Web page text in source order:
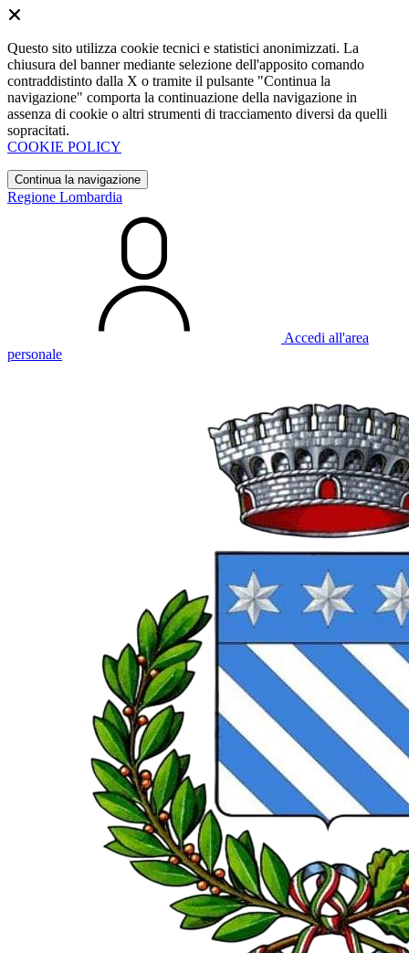
Questo sito utilizza cookie tecnici e statistici anonimizzati. La
chiusura del banner mediante selezione dell'apposito comando
contraddistinto dalla X o tramite il pulsante "Continua la
navigazione" comporta la continuazione della navigazione in
assenza di cookie o altri strumenti di tracciamento diversi da quelli
sopracitati.
COOKIE POLICY
Continua la navigazione
Regione Lombardia
Accedi all'area
personale